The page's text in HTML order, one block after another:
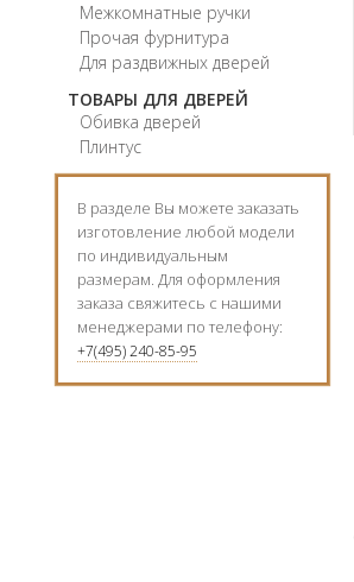
Межкомнатные ручки
Прочая фурнитура
Для раздвижных дверей
ТОВАРЫ ДЛЯ ДВЕРЕЙ
Обивка дверей
Плинтус
В разделе Вы можете заказать
изготовление любой модели
по индивидуальным
размерам. Для оформления
заказа свяжитесь с нашими
менеджерами по телефону:
+7(495) 240-85-95